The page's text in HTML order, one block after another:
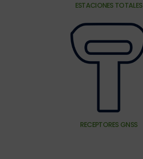
ESTACIONES TOTALES
RECEPTORES GNSS